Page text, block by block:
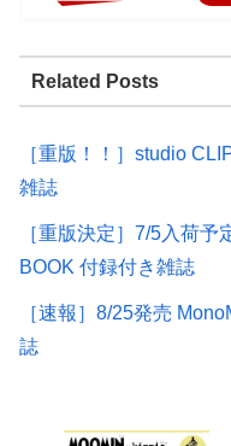
Related Posts
［重版！！］studio
雑誌
［重版決定］7/5入荷
BOOK 付録付き雑誌
［速報］8/25発売
誌